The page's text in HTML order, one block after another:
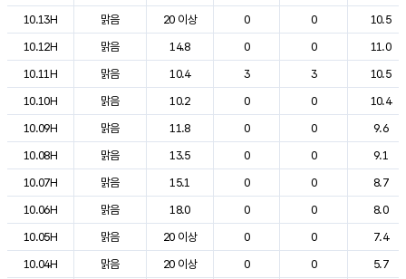
10.13H
맑음 20 이상 0 0
10.5
10.12H
맑음 14.8 0 0
11.0
10.11H
맑음 10.4 3 3
10.5
10.10H
맑음 10.2 0 0
10.4
10.09H
맑음 11.8 0 0
9.6
10.08H
맑음 13.5 0 0
9.1
10.07H
맑음 15.1 0 0
8.7
10.06H
맑음 18.0 0 0
8.0
10.05H
맑음 20 이상 0 0
7.4
10.04H
맑음 20 이상 0 0
5.7